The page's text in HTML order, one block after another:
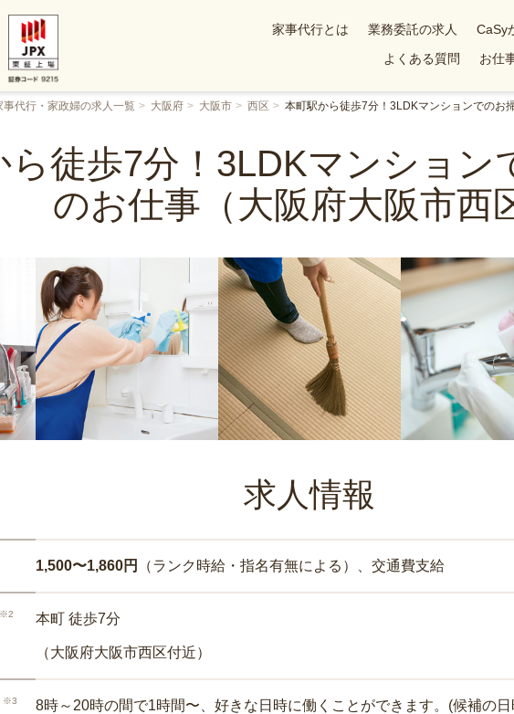
家事代行とは 業務委託の求人 CaSy
よくある質問
お仕
事代行・家政婦の求人一覧 大阪府 大阪市 西区 本町駅から徒歩7分！3LDKマンションでのお
ら徒歩7分！3LDKマンション
のお仕事（大阪府大阪市西
求人情報
1,500〜1,860円 （ランク時給・指名有無による）、交通費支給
※2 本町 徒歩7分
（大阪府大阪市西区付近）
※3
8時～20時の間で1時間〜、好きな日時に働くことができます。(候補の